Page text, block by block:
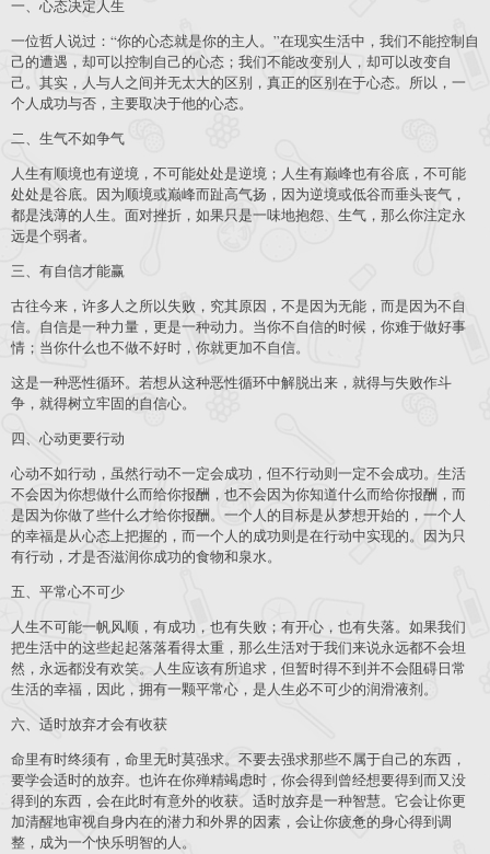
一、心态决定人生
一位哲人说过：“你的心态就是你的主人。”在现实生活中，我们不能控制自
己的遭遇，却可以控制自己的心态；我们不能改变别人，却可以改变自
己。其实，人与人之间并无太大的区别，真正的区别在于心态。所以，一
个人成功与否，主要取决于他的心态。
二、生气不如争气
人生有顺境也有逆境，不可能处处是逆境；人生有巅峰也有谷底，不可能
处处是谷底。因为顺境或巅峰而趾高气扬，因为逆境或低谷而垂头丧气，
都是浅薄的人生。面对挫折，如果只是一味地抱怨、生气，那么你注定永
远是个弱者。
三、有自信才能赢
古往今来，许多人之所以失败，究其原因，不是因为无能，而是因为不自
信。自信是一种力量，更是一种动力。当你不自信的时候，你难于做好事
情；当你什么也不做不好时，你就更加不自信。
这是一种恶性循环。若想从这种恶性循环中解脱出来，就得与失败作斗
争，就得树立牢固的自信心。
四、心动更要行动
心动不如行动，虽然行动不一定会成功，但不行动则一定不会成功。生活
不会因为你想做什么而给你报酬，也不会因为你知道什么而给你报酬，而
是因为你做了些什么才给你报酬。一个人的目标是从梦想开始的，一个人
的幸福是从心态上把握的，而一个人的成功则是在行动中实现的。因为只
有行动，才是否滋润你成功的食物和泉水。
五、平常心不可少
人生不可能一帆风顺，有成功，也有失败；有开心，也有失落。如果我们
把生活中的这些起起落落看得太重，那么生活对于我们来说永远都不会坦
然，永远都没有欢笑。人生应该有所追求，但暂时得不到并不会阻碍日常
生活的幸福，因此，拥有一颗平常心，是人生必不可少的润滑液剂。
六、适时放弃才会有收获
命里有时终须有，命里无时莫强求。不要去强求那些不属于自己的东西，
要学会适时的放弃。也许在你殚精竭虑时，你会得到曾经想要得到而又没
得到的东西，会在此时有意外的收获。适时放弃是一种智慧。它会让你更
加清醒地审视自身内在的潜力和外界的因素，会让你疲惫的身心得到调
整，成为一个快乐明智的人。